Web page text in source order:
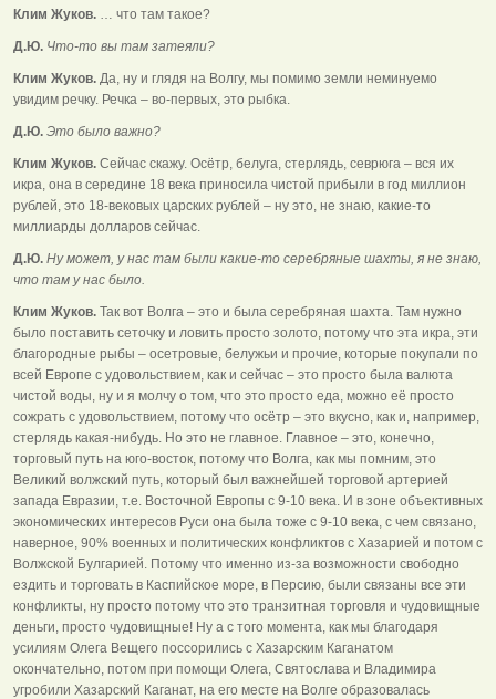
Клим Жуков. … что там такое?
Д.Ю. Что-то вы там затеяли?
Клим Жуков. Да, ну и глядя на Волгу, мы помимо земли неминуемо
увидим речку. Речка – во-первых, это рыбка.
Д.Ю. Это было важно?
Клим Жуков. Сейчас скажу. Осётр, белуга, стерлядь, севрюга – вся их
икра, она в середине 18 века приносила чистой прибыли в год миллион
рублей, это 18-вековых царских рублей – ну это, не знаю, какие-то
миллиарды долларов сейчас.
Д.Ю. Ну может, у нас там были какие-то серебряные шахты, я не знаю,
что там у нас было.
Клим Жуков. Так вот Волга – это и была серебряная шахта. Там нужно
было поставить сеточку и ловить просто золото, потому что эта икра, эти
благородные рыбы – осетровые, белужьи и прочие, которые покупали по
всей Европе с удовольствием, как и сейчас – это просто была валюта
чистой воды, ну и я молчу о том, что это просто еда, можно её просто
сожрать с удовольствием, потому что осётр – это вкусно, как и, например,
стерлядь какая-нибудь. Но это не главное. Главное – это, конечно,
торговый путь на юго-восток, потому что Волга, как мы помним, это
Великий волжский путь, который был важнейшей торговой артерией
запада Евразии, т.е. Восточной Европы с 9-10 века. И в зоне объективных
экономических интересов Руси она была тоже с 9-10 века, с чем связано,
наверное, 90% военных и политических конфликтов с Хазарией и потом с
Волжской Булгарией. Потому что именно из-за возможности свободно
ездить и торговать в Каспийское море, в Персию, были связаны все эти
конфликты, ну просто потому что это транзитная торговля и чудовищные
деньги, просто чудовищные! Ну а с того момента, как мы благодаря
усилиям Олега Вещего поссорились с Хазарским Каганатом
окончательно, потом при помощи Олега, Святослава и Владимира
угробили Хазарский Каганат, на его месте на Волге образовалась